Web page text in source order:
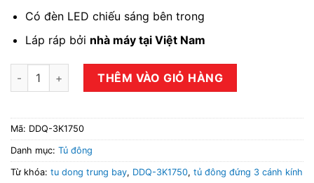
Có đèn LED chiếu sáng bên trong
Láp ráp bởi nhà máy tại Việt Nam
Tủ đông đứng 3 cánh kính DDQ-3K1750 số lượng
THÊM VÀO GIỎ HÀNG
Mã: DDQ-3K1750
Danh mục: Tủ đông
Từ khóa: tu dong trung bay, DDQ-3K1750, tủ đông đứng 3 cánh kính